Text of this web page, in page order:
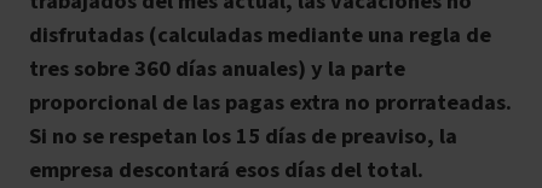
disfrutadas (calculadas mediante una regla de
tres sobre 360 días anuales) y la parte
proporcional de las pagas extra no prorrateadas.
Si no se respetan los 15 días de preaviso, la
empresa descontará esos días del total.